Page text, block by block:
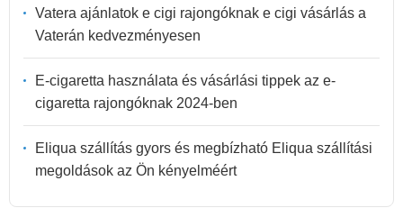
Vatera ajánlatok e cigi rajongóknak e cigi vásárlás a
Vaterán kedvezményesen
E-cigaretta használata és vásárlási tippek az e-
cigaretta rajongóknak 2024-ben
Eliqua szállítás gyors és megbízható Eliqua szállítási
megoldások az Ön kényelméért